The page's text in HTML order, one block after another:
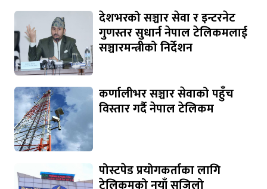
देशभरको सञ्चार सेवा र इन्टरनेट
गुणस्तर सुधार्न नेपाल टेलिकमलाई
सञ्चारमन्त्रीको निर्देशन
कर्णालीभर सञ्चार सेवाको पहुँच
विस्तार गर्दै नेपाल टेलिकम
पोस्टपेड प्रयोगकर्ताका लागि